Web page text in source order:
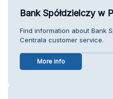
Bank Spółdzielczy w
Find information about Bank
Centrala customer service.
More info